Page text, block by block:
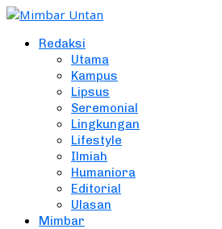
Redaksi
Utama
Kampus
Lipsus
Seremonial
Lingkungan
Lifestyle
Ilmiah
Humaniora
Editorial
Ulasan
Mimbar